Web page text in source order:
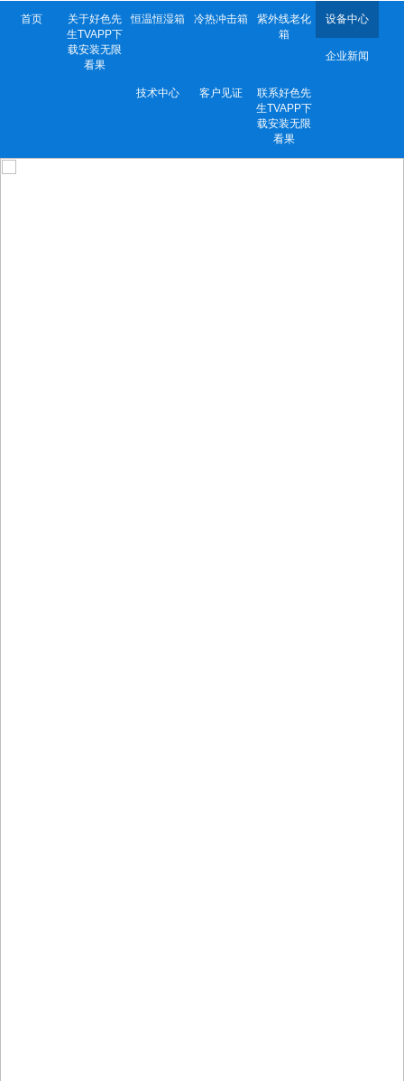
首页
关于好色先
生TVAPP下
载安装无限
看果
恒温恒湿箱 冷热冲击箱
紫外线老化
箱
设备中心
企业新闻
技术中心 客户见证
联系好色先
生TVAPP下
载安装无限
看果